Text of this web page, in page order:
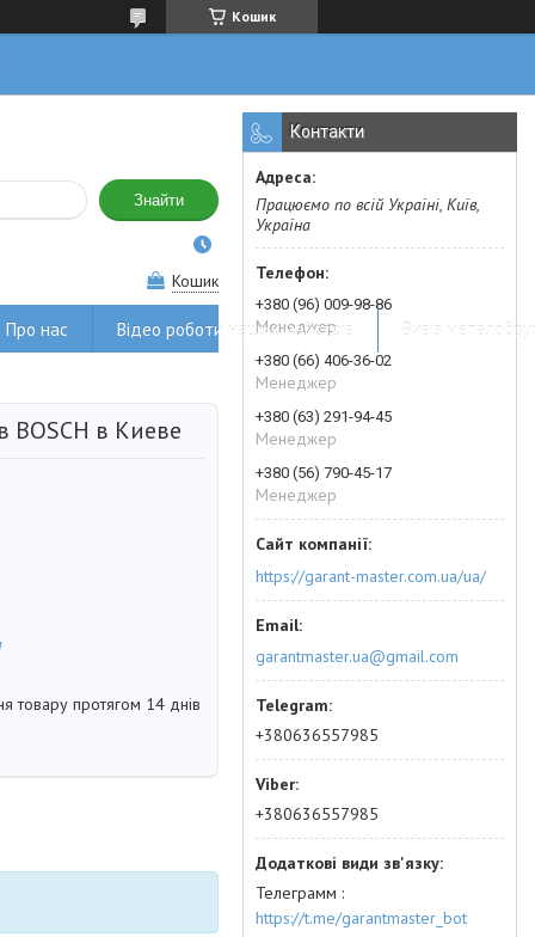
Кошик
Знайти
Кошик
Про нас Відео роботи наших майстрів Вивіз
BOSCH в Киеве
товару протягом 14 днів
Контакти
Працюємо по всій Україні, Київ,
Україна
+380 (96) 009-98-86
Менеджер
+380 (66) 406-36-02
Менеджер
+380 (63) 291-94-45
Менеджер
+380 (56) 790-45-17
Менеджер
https://garant-master.com.ua/ua/
garantmaster.ua@gmail.com
+380636557985
+380636557985
Телеграмм
https://t.me/garantmaster_bot